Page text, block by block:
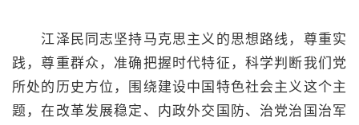
江泽民同志坚持马克思主义的思想路线，尊重实
践，尊重群众，准确把握时代特征，科学判断我们党
所处的历史方位，围绕建设中国特色社会主义这个主
题，在改革发展稳定、内政外交国防、治党治国治军